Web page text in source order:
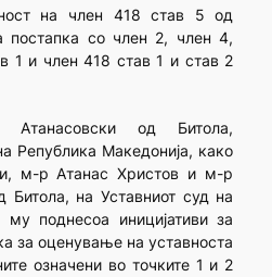
на член 418 став 5 од
постапка со член 2, член 4,
1 и член 418 став 1 и став 2
од Битола,
Република Македонија, како
м-р Атанас Христов и м-р
на Уставниот суд на
му поднесоа иницијативи за
за оценување на уставноста
означени во точките 1 и 2